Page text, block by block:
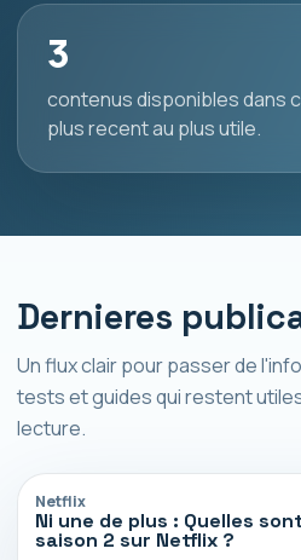
3
contenus disponibles dans
plus recent au plus utile.
Dernieres
Un flux clair pour passer de
tests et guides qui restent
lecture.
Netflix
Ni une de plus : Quelles
saison 2 sur Netflix ?